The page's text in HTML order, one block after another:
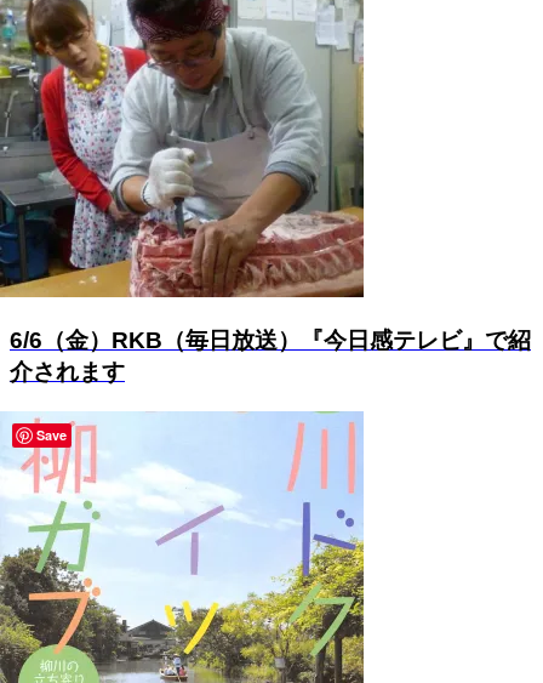
6/6（金）RKB（毎日放送）『今日感テレビ』で紹
介されます
Save